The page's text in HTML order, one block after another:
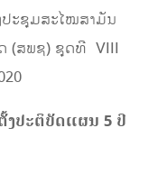
ປະຊຸມສະໄໝສາມັນ
(ສພຊ) ຊຸດທີ VIII
ງປະຕິບັດແຜນ 5 ປີ